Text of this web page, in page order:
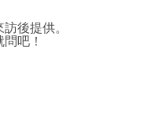
後提供。
吧！